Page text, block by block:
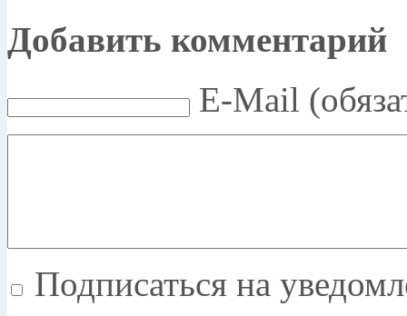
Добавить комментарий
E-Mail
Подписаться на